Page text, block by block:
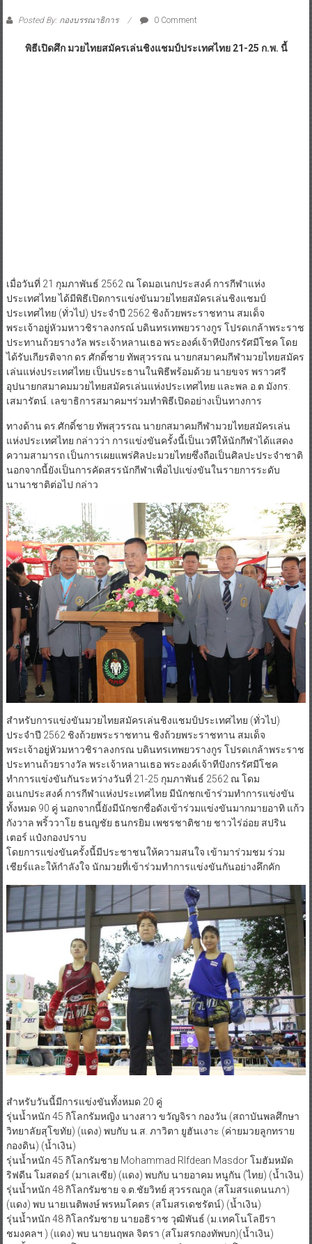
Posted By: กองบรรณาธิการ 0 Comment
พิธีเปิดศึก มวยไทยสมัครเล่นชิงแชมป์ประเทศไทย 21-25 ก.พ. นี้
เมื่อวันที่ 21 กุมภาพันธ์ 2562 ณ โดมอเนกประสงค์ การกีฬาแห่ง
ประเทศไทย ได้มีพิธีเปิดการแข่งขันมวยไทยสมัครเล่นชิงแชมป์
ประเทศไทย (ทั่วไป) ประจำปี 2562 ชิงถ้วยพระราชทาน สมเด็จ
พระเจ้าอยู่หัวมหาวชิราลงกรณ์ บดินทรเทพยวรางกูร โปรดเกล้าพระราช
ประทานถ้วยรางวัล พระเจ้าหลานเธอ พระองค์เจ้าทีปังกรรัศมีโชค โดย
ได้รับเกียรติจาก ดร.ศักดิ์ชาย ทัพสุวรรณ นายกสมาคมกีฬามวยไทยสมัคร
เล่นแห่งประเทศไทย เป็นประธานในพิธีพร้อมด้วย นายขจร พราวศรี
อุปนายกสมาคมมวยไทยสมัครเล่นแห่งประเทศไทย และพล.อ.ต มังกร.
เสมารัตน์. เลขาธิการสมาคมฯร่วมทำพิธีเปิดอย่างเป็นทางการ
ทางด้าน ดร.ศักดิ์ชาย ทัพสุวรรณ นายกสมาคมกีฬามวยไทยสมัครเล่น
แห่งประเทศไทย กล่าวว่า การแข่งขันครั้งนี้เป็นเวทีให้นักกีฬาได้แสดง
ความสามารถ เป็นการเผยแพร่ศิลปะมวยไทยซึ่งถือเป็นศิลปะประจำชาติ
นอกจากนี้ยังเป็นการคัดสรรนักกีฬาเพื่อไปแข่งขันในรายการระดับ
นานาชาติต่อไป กล่าว
สำหรับการแข่งขันมวยไทยสมัครเล่นชิงแชมป์ประเทศไทย (ทั่วไป)
ประจำปี 2562 ชิงถ้วยพระราชทาน ชิงถ้วยพระราชทาน สมเด็จ
พระเจ้าอยู่หัวมหาวชิราลงกรณ บดินทรเทพยวรางกูร โปรดเกล้าพระราช
ประทานถ้วยรางวัล พระเจ้าหลานเธอ พระองค์เจ้าทีปังกรรัศมีโชค
ทำการแข่งขันกันระหว่างวันที่ 21-25 กุมภาพันธ์ 2562 ณ โดม
อเนกประสงค์ การกีฬาแห่งประเทศไทย มีนักชกเข้าร่วมทำการแข่งขัน
ทั้งหมด 90 คู่ นอกจากนี้ยังมีนักชกชื่อดังเข้าร่วมแข่งขันมากมายอาทิ แก้ว
กังวาล พริ้ววาโย ธนญชัย ธนกรยิม เพชรชาติชาย ชาวไร่อ่อย สปริน
เตอร์ แป๋งกองปราบ
โดยการแข่งขันครั้งนี้มีประชาชนให้ความสนใจ เข้ามาร่วมชม ร่วม
เชียร์และให้กำลังใจ นักมวยที่เข้าร่วมทำการแข่งขันกันอย่างคึกคัก
สำหรับวันนี้มีการแข่งขันทั้งหมด 20 คู่
รุ่นน้ำหนัก 45 กิโลกรัมหญิง นางสาว ขวัญจิรา กองวัน (สถาบันพลศึกษา
วิทยาลัยสุโขทัย) (แดง) พบกับ น.ส. ภาวิตา ยูฮันเงาะ (ค่ายมวยลูกทราย
กองดิน) (น้ำเงิน)
รุ่นน้ำหนัก 45 กิโลกรัมชาย Mohammad RIfdean Masdor โมฮัมหมัด
ริฟดีน โมสดอร์ (มาเลเซีย) (แดง) พบกับ นายอาคม หนูกัน (ไทย) (น้ำเงิน)
รุ่นน้ำหนัก 48 กิโลกรัมชาย จ.ต.ชัยวิทย์ สุวรรณกูล (สโมสรแดนนภา)
(แดง) พบ นายเนติพงษ์ พรหมโคตร (สโมสรเดชรัตน์) (น้ำเงิน)
รุ่นน้ำหนัก 48 กิโลกรัมชาย นายอธิราช วุฒิพันธ์ (ม.เทคโนโลยีรา
ชมงคลฯ ) (แดง) พบ นายนฤพล จิตรา (สโมสรกองทัพบก)(น้ำเงิน)